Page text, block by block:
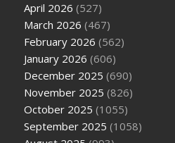
April 2026 (527)
March 2026 (467)
February 2026 (562)
January 2026 (606)
December 2025 (690)
November 2025 (826)
October 2025 (1055)
September 2025 (1058)